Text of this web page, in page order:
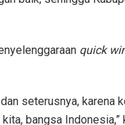
quick
seterusnya, karena
bangsa Indonesia,”